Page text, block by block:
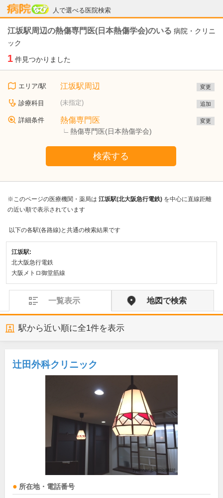
人で選べる医院検索
病院なび
江坂駅周辺の熱傷専門医(日本熱傷学会)のいる 病院・クリニ
ック
1 件見つかりました
エリア/駅 江坂駅周辺 変更
診療科目 (未指定) 追加
詳細条件 熱傷専門医
熱傷専門医(日本熱傷学会)
変更
検索する
※このページの医療機関・薬局は 江坂駅(北大阪急行電鉄) を中心に直線距離
の近い順で表示されています
以下の各駅(各路線)と共通の検索結果です
江坂駅:
北大阪急行電鉄
大阪メトロ御堂筋線
一覧表示 地図で検索
駅から近い順に全1件を表示
辻田外科クリニック
所在地・電話番号